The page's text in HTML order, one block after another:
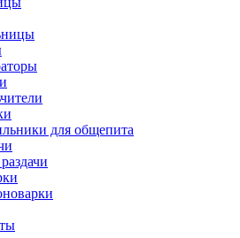
для общепита